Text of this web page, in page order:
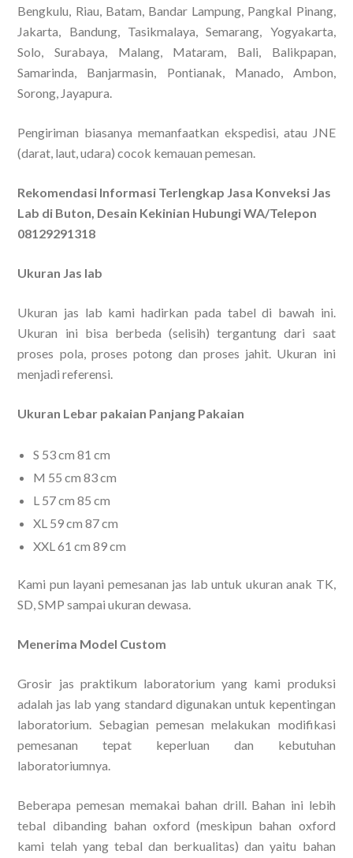
Bengkulu, Riau, Batam, Bandar Lampung, Pangkal Pinang,
Jakarta, Bandung, Tasikmalaya, Semarang, Yogyakarta,
Solo, Surabaya, Malang, Mataram, Bali, Balikpapan,
Samarinda, Banjarmasin, Pontianak, Manado, Ambon,
Sorong, Jayapura.
Pengiriman biasanya memanfaatkan ekspedisi, atau JNE
(darat, laut, udara) cocok kemauan pemesan.
Rekomendasi Informasi Terlengkap Jasa Konveksi Jas
Lab di Buton, Desain Kekinian Hubungi WA/Telepon
08129291318
Ukuran Jas lab
Ukuran jas lab kami hadirkan pada tabel di bawah ini.
Ukuran ini bisa berbeda (selisih) tergantung dari saat
proses pola, proses potong dan proses jahit. Ukuran ini
menjadi referensi.
Ukuran Lebar pakaian Panjang Pakaian
S 53 cm 81 cm
M 55 cm 83 cm
L 57 cm 85 cm
XL 59 cm 87 cm
XXL 61 cm 89 cm
Kami pun layani pemesanan jas lab untuk ukuran anak TK,
SD, SMP sampai ukuran dewasa.
Menerima Model Custom
Grosir jas praktikum laboratorium yang kami produksi
adalah jas lab yang standard digunakan untuk kepentingan
laboratorium. Sebagian pemesan melakukan modifikasi
pemesanan tepat keperluan dan kebutuhan
laboratoriumnya.
Beberapa pemesan memakai bahan drill. Bahan ini lebih
tebal dibanding bahan oxford (meskipun bahan oxford
kami telah yang tebal dan berkualitas) dan yaitu bahan